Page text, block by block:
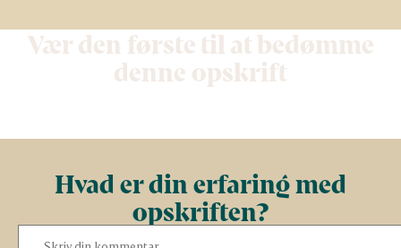
Vær den første til at bedømme
denne opskrift
Hvad er din erfaring med
opskriften?